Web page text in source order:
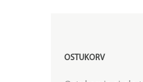
OSTUKORV